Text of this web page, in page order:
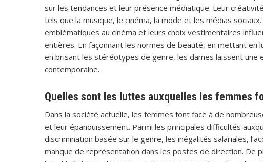
sur les tendances et leur présence médiatique. Leur
tels que la musique, le cinéma, la mode et les médias
emblématiques au cinéma et leurs choix vestimentaires
entières. En façonnant les normes de beauté, en mettant
en brisant les stéréotypes de genre, les dames laissent une
contemporaine.
Quelles sont les luttes auxquelles les femmes
Dans la société actuelle, les femmes font face à de
et leur épanouissement. Parmi les principales difficultés
discrimination basée sur le genre, les inégalités salariales,
manque de représentation dans les postes de direction. De